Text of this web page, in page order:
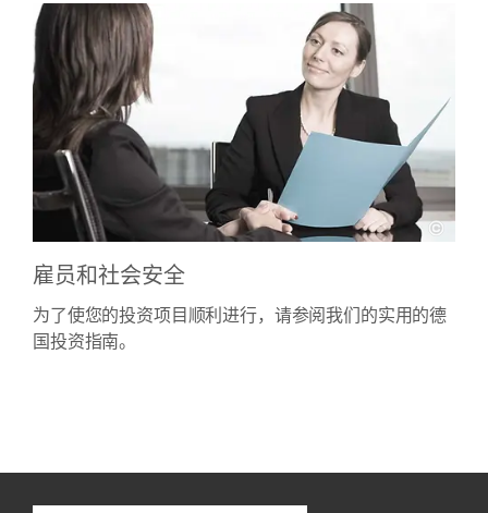
雇员和社会安全
为了使您的投资项目顺利进行，请参阅我们的实用的德
国投资指南。